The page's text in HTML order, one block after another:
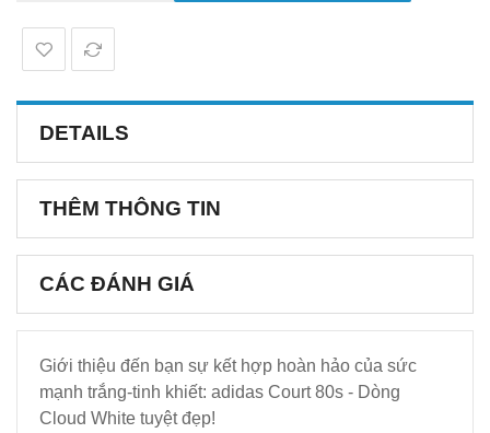
DETAILS
THÊM THÔNG TIN
CÁC ĐÁNH GIÁ
Giới thiệu đến bạn sự kết hợp hoàn hảo của sức
mạnh trắng-tinh khiết: adidas Court 80s - Dòng
Cloud White tuyệt đẹp!